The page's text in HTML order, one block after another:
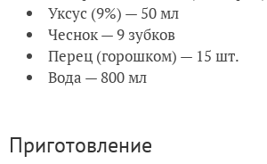
Уксус (9%) — 50 мл
Чеснок — 9 зубков
Перец (горошком) — 15 шт.
Вода — 800 мл
Приготовление